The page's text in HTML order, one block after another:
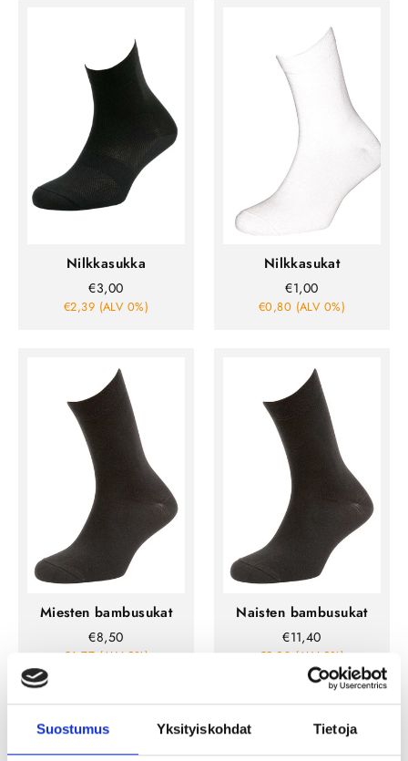
Suostumus Yksityiskohdat Tietoja
Nilkkasukka
€3,00
€2,39 (ALV 0%)
Nilkkasukat
€1,00
€0,80 (ALV 0%)
Miesten bambusukat
€8,50
€6,77 (ALV 0%)
Naisten bambusukat
€11,40
€9,08 (ALV 0%)
SÄÄSTÄ
75%